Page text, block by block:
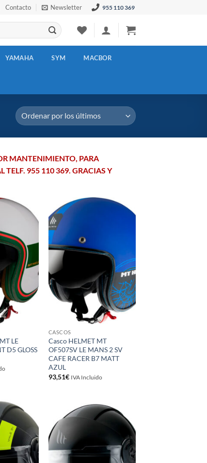
Contacto Newsletter 955 110 369
YAMAHA SYM MACBOR
MANTENIMIENTO, PARA
TELF. 955 110 369. GRACIAS Y
lista de
deseos
LE
D5 GLOSS
CASCOS
Casco HELMET MT
OF507SV LE MANS 2 SV
CAFE RACER B7 MATT
AZUL
93,51€ IVA Incluido
Añadir
a la
lista de
deseos
Añadir
lista de
deseos